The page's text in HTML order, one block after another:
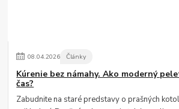
08.04.2026 Články
Kúrenie bez námahy. Ako moderný
čas?
Zabudnite na staré predstavy o prašných